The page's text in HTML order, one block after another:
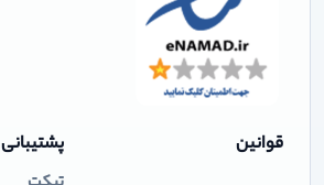
قوانین پشتیبانی